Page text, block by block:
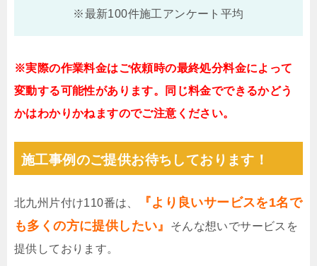
※最新100件施工アンケート平均
※実際の作業料金はご依頼時の最終処分料金によって
変動する可能性があります。同じ料金でできるかどう
かはわかりかねますのでご注意ください。
施工事例のご提供お待ちしております！
北九州片付け110番は、
『より良いサービスを1名で
も多くの方に提供したい』
そんな想いでサービスを
提供しております。